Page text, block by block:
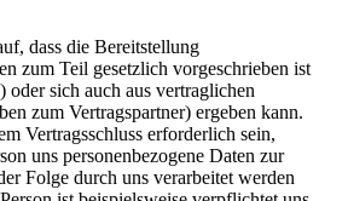
dass die Bereitstellung
zum Teil gesetzlich vorgeschrieben ist
oder sich auch aus vertraglichen
zum Vertragspartner) ergeben kann.
Vertragsschluss erforderlich sein,
uns personenbezogene Daten zur
Folge durch uns verarbeitet werden